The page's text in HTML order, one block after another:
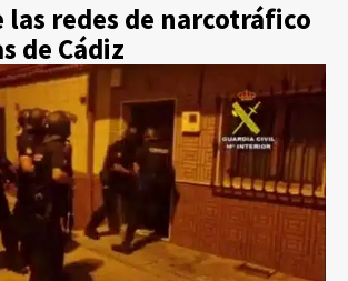
las redes de narcotráfico
de Cádiz